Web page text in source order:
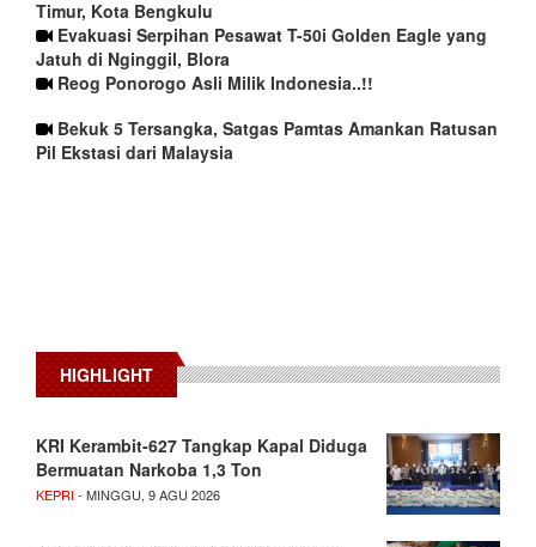
Timur, Kota Bengkulu
Evakuasi Serpihan Pesawat T-50i Golden Eagle yang
Jatuh di Nginggil, Blora
Reog Ponorogo Asli Milik Indonesia..!!
Bekuk 5 Tersangka, Satgas Pamtas Amankan Ratusan
Pil Ekstasi dari Malaysia
HIGHLIGHT
KRI Kerambit-627 Tangkap Kapal Diduga
Bermuatan Narkoba 1,3 Ton
KEPRI- MINGGU, 9 AGU 2026